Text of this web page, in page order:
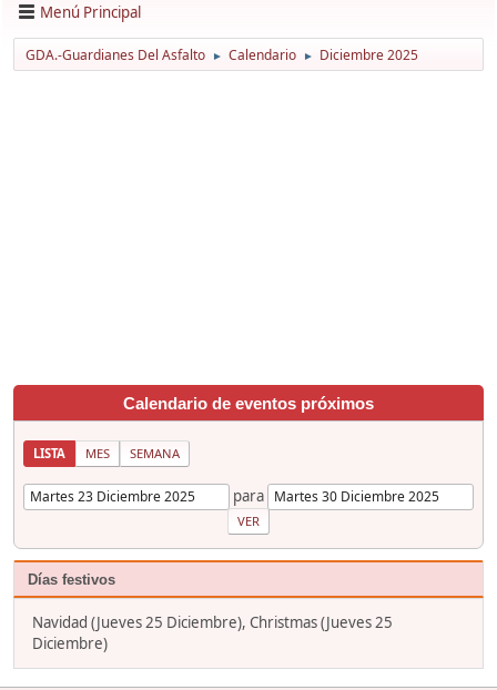
Menú Principal
GDA.-Guardianes Del Asfalto ► Calendario ► Diciembre 2025
Calendario de eventos próximos
LISTA MES SEMANA
para
Días festivos
Navidad (Jueves 25 Diciembre), Christmas (Jueves 25
Diciembre)